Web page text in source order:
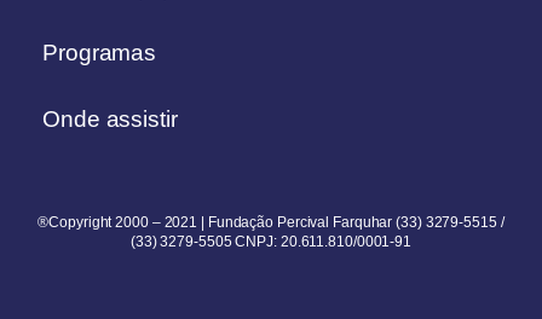
Programas
Onde assistir
®Copyright 2000 – 2021 | Fundação Percival Farquhar (33) 3279-5515 /
(33) 3279-5505 CNPJ: 20.611.810/0001-91